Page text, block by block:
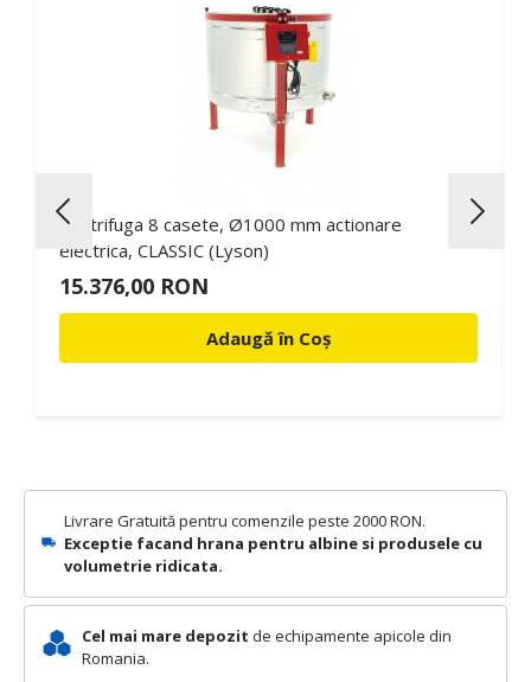
Livrare Gratuită pentru comenzile peste 2000 RON.
Exceptie facand hrana pentru albine si produsele cu
volumetrie ridicata.
Cel mai mare depozit de echipamente apicole din
Romania.
Centrifuga 8 casete, Ø1000 mm actionare
electrica, CLASSIC (Lyson)
15.376,00 RON
Adaugă în Coș